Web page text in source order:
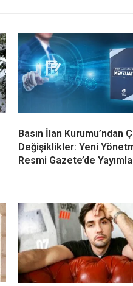
Basın İlan Kurumu’ndan
Değişiklikler: Yeni
Resmi Gazete’de